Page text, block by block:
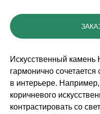
Искусственный
гармонично
в интерьере.
коричневого
контрастировать со